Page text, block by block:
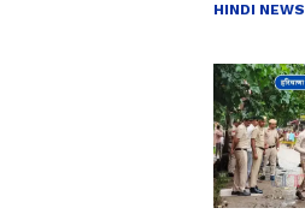
HINDI NEWS